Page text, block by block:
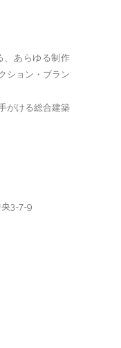
、あらゆる制作
ション・ブラン
がける総合建築
3-7-9